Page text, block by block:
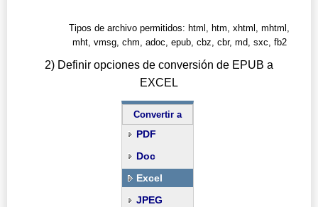
Tipos de archivo permitidos: html, htm, xhtml, mhtml,
mht, vmsg, chm, adoc, epub, cbz, cbr, md, sxc, fb2
2) Definir opciones de conversión de EPUB a
EXCEL
Convertir a
PDF
Doc
Excel
JPEG